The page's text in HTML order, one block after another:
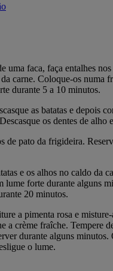
uma faca, faça entalhes
carne. Coloque-os numa
durante 5 a 10 minutos.
as batatas e depois
os dentes de alho
de pato da frigideira.
e os alhos no caldo da
lume forte durante alguns
20 minutos.
a pimenta rosa e
a crème fraîche. Tempere
durante alguns minutos.
o lume.